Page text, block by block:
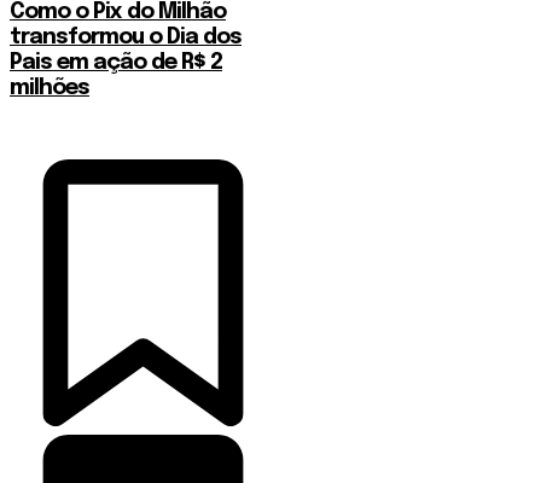
Como o Pix do Milhão
transformou o Dia dos
Pais em ação de R$ 2
milhões